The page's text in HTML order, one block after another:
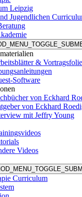
Leipzig
Jugendlichen
&
Software
von Eckhard
von Eckhard
mit Jeffry Young
Videos
Curriculum